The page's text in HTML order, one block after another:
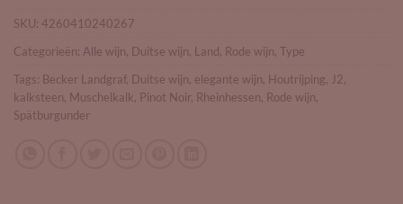
SKU: 4260410240267
Categorieën: Alle wijn, Duitse wijn, Land, Rode wijn, Type
Tags: Becker Landgraf, Duitse wijn, elegante wijn, Houtrijping, J2,
kalksteen, Muschelkalk, Pinot Noir, Rheinhessen, Rode wijn,
Spätburgunder